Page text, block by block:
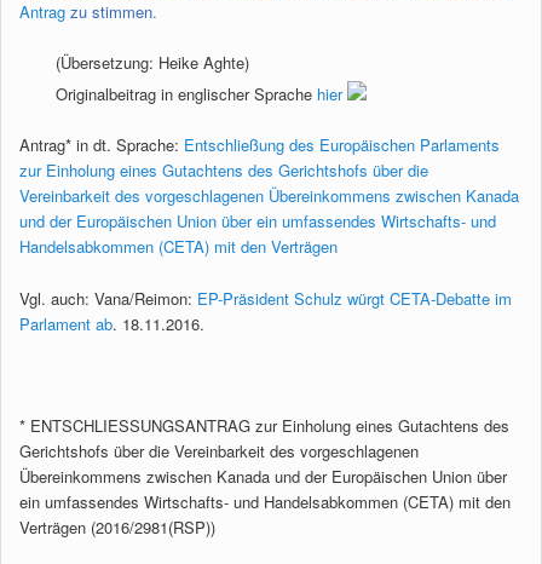
Antrag zu stimmen.
(Übersetzung: Heike Aghte)
Originalbeitrag in englischer Sprache hier
Antrag* in dt. Sprache: Entschließung des Europäischen Parlaments
zur Einholung eines Gutachtens des Gerichtshofs über die
Vereinbarkeit des vorgeschlagenen Übereinkommens zwischen Kanada
und der Europäischen Union über ein umfassendes Wirtschafts- und
Handelsabkommen (CETA) mit den Verträgen
Vgl. auch: Vana/Reimon: EP-Präsident Schulz würgt CETA-Debatte im
Parlament ab. 18.11.2016.
* ENTSCHLIESSUNGSANTRAG zur Einholung eines Gutachtens des
Gerichtshofs über die Vereinbarkeit des vorgeschlagenen
Übereinkommens zwischen Kanada und der Europäischen Union über
ein umfassendes Wirtschafts- und Handelsabkommen (CETA) mit den
Verträgen (2016/2981(RSP))